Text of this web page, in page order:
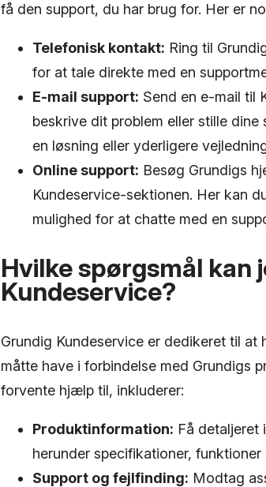
få den support, du har brug for. Her er
Telefonisk kontakt: Ring til
for at tale direkte med en
E-mail support: Send en e-mail til
beskrive dit problem eller stille
en løsning eller yderligere
Online support: Besøg Grundigs
Kundeservice-sektionen. Her kan
mulighed for at chatte med en
Hvilke spørgsmål kan
Kundeservice?
Grundig Kundeservice er dedikeret til
måtte have i forbindelse med Grundigs
forvente hjælp til, inkluderer:
Produktinformation: Få detaljeret
herunder specifikationer,
Support og fejlfinding: Modtag